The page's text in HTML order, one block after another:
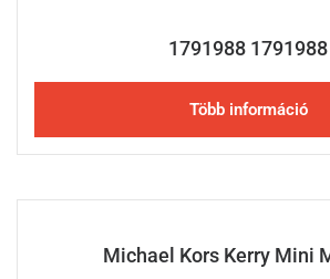
1791988 1791988
Több információ
Michael Kors Kerry Mini